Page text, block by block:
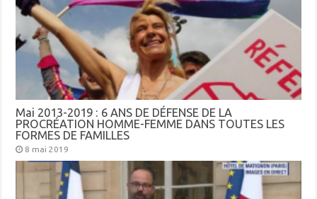
Mai 2013-2019 : 6 ANS DE DÉFENSE DE LA
PROCRÉATION HOMME-FEMME DANS TOUTES LES
FORMES DE FAMILLES
8 mai 2019